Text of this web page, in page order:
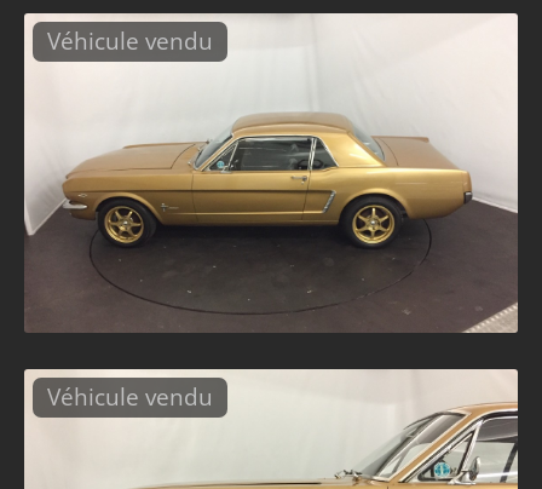
Véhicule vendu
Véhicule vendu